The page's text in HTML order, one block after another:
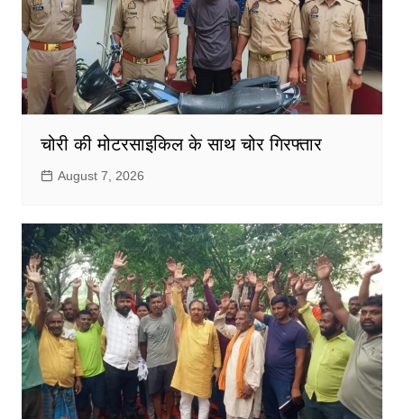
चोरी की मोटरसाइकिल के साथ चोर गिरफ्तार
August 7, 2026